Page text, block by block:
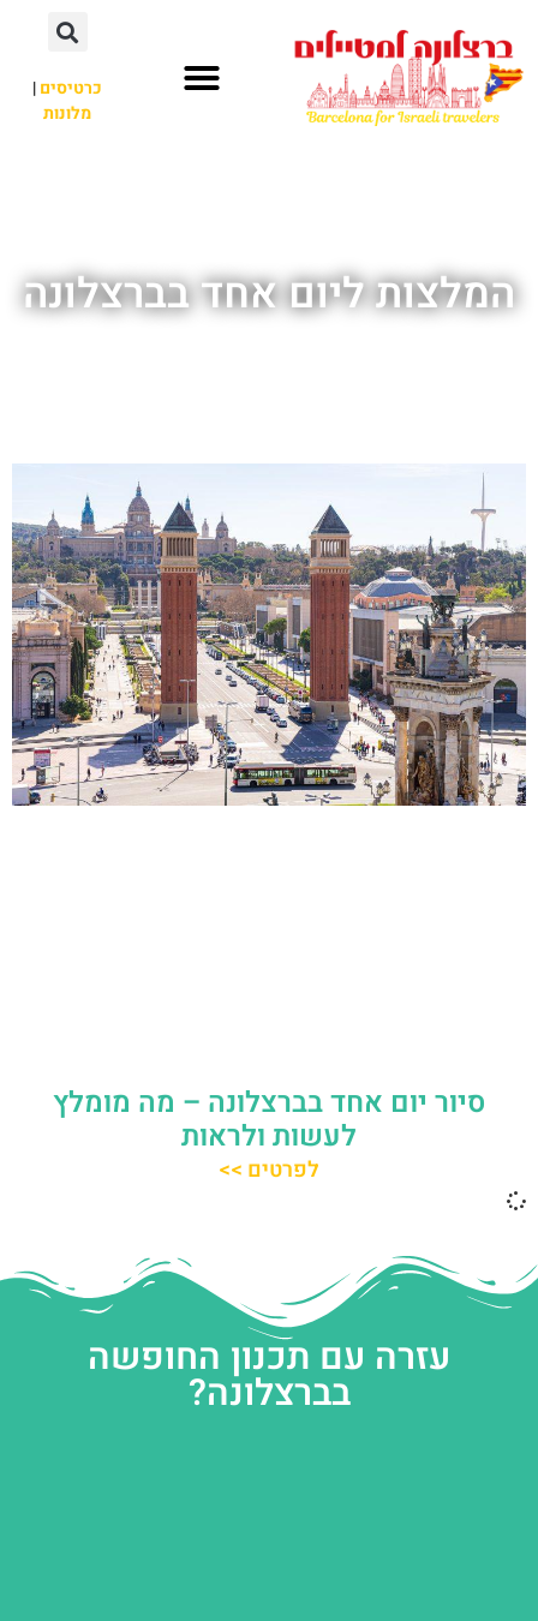
כרטיסים|
מלונות
המלצות ליום אחד בברצלונה
סיור יום אחד בברצלונה – מה מומלץ
לעשות ולראות
לפרטים >>
עזרה עם תכנון החופשה
בברצלונה?